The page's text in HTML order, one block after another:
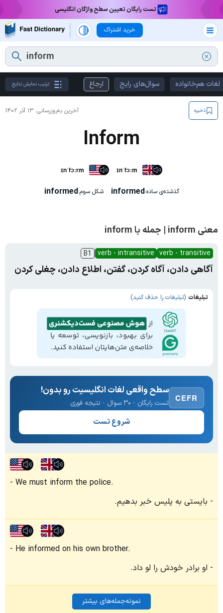
تست رایگان تعیین سطح واژگان انگلیسی
خرید اشتراک
لغات هم‌خانواده سوال‌های رایج ارجاع ترتیب نمایش نتایج
آخرین به‌روزرسانی: ۱۳ آذر ۱۴۰۲ ذخیره
Inform
ɪnˈfɔːrm ɪnˈfɔːm
گذشته‌ی ساده:informed شکل سوم:informed
معنی inform | جمله با inform
verb - transitive
verb - intransitive
B1
آگاهی دادن، آگاه کردن، گفتن، اطلاع دادن، چغلی کردن
تبلیغات (تبلیغات را حذف کنید)
CEFR
سطح واقعی لغات انگلیسیت رو بدون!
تست رایگان · ۳۰ سوال · نتیجه فوری
شروع تست
We must inform the police.
بایستی به پلیس خبر بدهیم.
He informed on his own brother.
او برادر خودش را لو داد.
نمونه‌جمله‌های بیشتر